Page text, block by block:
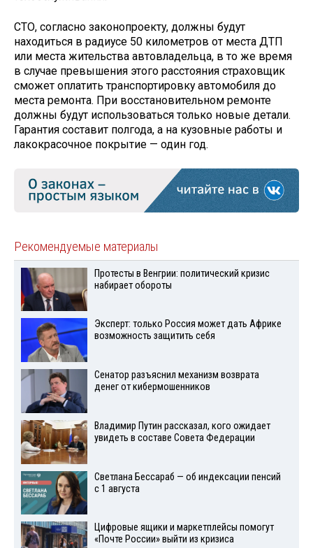
СТО, согласно законопроекту, должны будут
находиться в радиусе 50 километров от места ДТП
или места жительства автовладельца, в то же время
в случае превышения этого расстояния страховщик
сможет оплатить транспортировку автомобиля до
места ремонта. При восстановительном ремонте
должны будут использоваться только новые детали.
Гарантия составит полгода, а на кузовные работы и
лакокрасочное покрытие — один год.
Рекомендуемые материалы
Протесты в Венгрии: политический кризис
набирает обороты
Эксперт: только Россия может дать Африке
возможность защитить себя
Сенатор разъяснил механизм возврата
денег от кибермошенников
Владимир Путин рассказал, кого ожидает
увидеть в составе Совета Федерации
Светлана Бессараб — об индексации пенсий
с 1 августа
Цифровые ящики и маркетплейсы помогут
«Почте России» выйти из кризиса